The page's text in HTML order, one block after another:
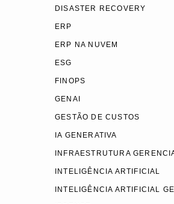
DISASTER RECOVERY
ERP
ERP NA NUVEM
ESG
FINOPS
GENAI
GESTÃO DE CUSTOS
IA GENERATIVA
INFRAESTRUTURA
INTELIGÊNCIA ARTIFICIAL
INTELIGÊNCIA ARTIFICIAL